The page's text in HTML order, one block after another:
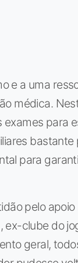
e a uma
médica.
para
para
pelo
ex-clube do
geral,